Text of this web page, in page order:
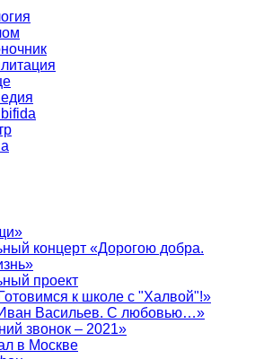
концерт «Дорогою добра.
проект
к школе с "Халвой"!»
Васильев. С любовью…»
звонок – 2021»
в Москве